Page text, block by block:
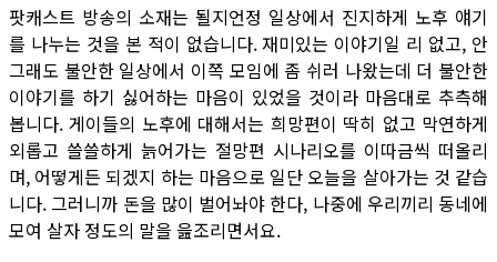
팟캐스트 방송의 소재는 될지언정 일상에서 진지하게 노후 얘기
를 나누는 것을 본 적이 없습니다. 재미있는 이야기일 리 없고, 안
그래도 불안한 일상에서 이쪽 모임에 좀 쉬러 나왔는데 더 불안한
이야기를 하기 싫어하는 마음이 있었을 것이라 마음대로 추측해
봅니다. 게이들의 노후에 대해서는 희망편이 딱히 없고 막연하게
외롭고 쓸쓸하게 늙어가는 절망편 시나리오를 이따금씩 떠올리
며, 어떻게든 되겠지 하는 마음으로 일단 오늘을 살아가는 것 같습
니다. 그러니까 돈을 많이 벌어놔야 한다, 나중에 우리끼리 동네에
모여 살자 정도의 말을 읊조리면서요.